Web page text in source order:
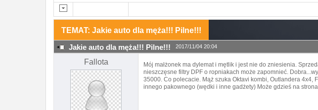
TEMAT: Jakie auto dla męża!!! Pilne!!!
Jakie auto dla męża!!! Pilne!!! 2017/11/04 20:04
Fallota
Mój małżonek ma dylemat i mętlik i jest nie do zniesienia.
nieszczęsne filtry DPF o ropniakach może zapomnieć.
35000. Co polecacie. Mąż szuka Oktavi kombi, Outlandera 4x4,
innego pakownego (wędki i inne gadżety) Może gdzieś na